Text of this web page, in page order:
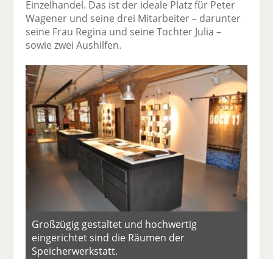
Einzelhandel. Das ist der ideale Platz für Peter
Wagener und seine drei Mitarbeiter – darunter
seine Frau Regina und seine Tochter Julia –
sowie zwei Aushilfen.
Großzügig gestaltet und hochwertig
eingerichtet sind die Räumen der
Speicherwerkstatt.